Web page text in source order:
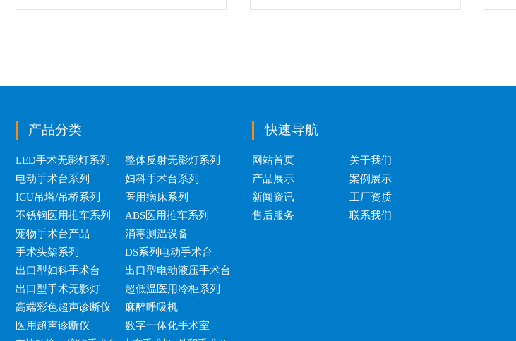
产品分类
LED手术无影灯系列
整体反射无影灯系列
电动手术台系列
妇科手术台系列
ICU吊塔/吊桥系列
医用病床系列
不锈钢医用推车系列
ABS医用推车系列
宠物手术台产品
消毒测温设备
手术头架系列
DS系列电动手术台
出口型妇科手术台
出口型电动液压手术台
出口型手术无影灯
超低温医用冷柜系列
高端彩色超声诊断仪
麻醉呼吸机
医用超声诊断仪
数字一体化手术室
快速导航
网站首页
关于我们
产品展示
案例展示
新闻资讯
工厂资质
售后服务
联系我们